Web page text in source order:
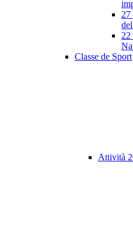
27
22
Classe de Sport
Attività